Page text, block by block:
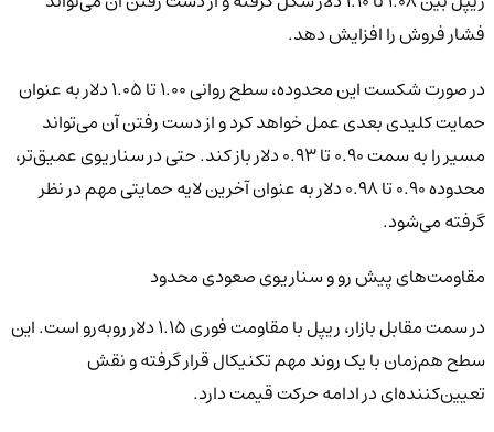
فشار فروش را افزایش دهد.
در صورت شکست این محدوده، سطح روانی 1.00 تا 1.05 دلار به عنوان
حمایت کلیدی بعدی عمل خواهد کرد و از دست رفتن آن می‌تواند
مسیر را به سمت 0.90 تا 0.93 دلار باز کند. حتی در سناریوی عمیق‌تر،
محدوده 0.90 تا 0.98 دلار به عنوان آخرین لایه حمایتی مهم در نظر
گرفته می‌شود.
مقاومت‌های پیش رو و سناریوی صعودی محدود
در سمت مقابل بازار، ریپل با مقاومت فوری 1.15 دلار روبه‌رو است. این
سطح هم‌زمان با یک روند مهم تکنیکال قرار گرفته و نقش
تعیین‌کننده‌ای در ادامه حرکت قیمت دارد.